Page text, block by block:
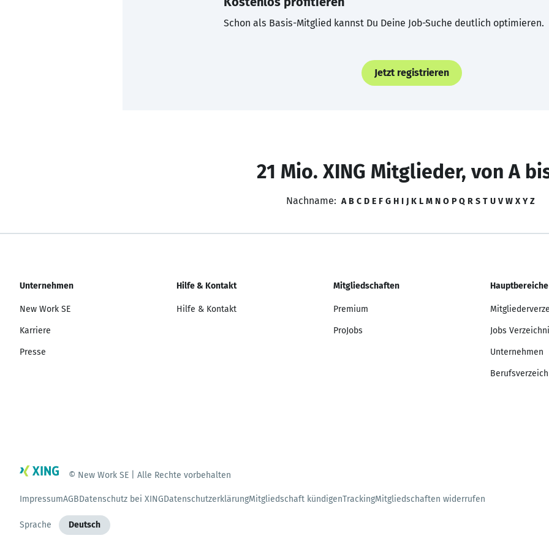
Schon als Basis-Mitglied kannst Du Deine Job-Suche deutlich optimieren.
Jetzt registrieren
21 Mio. XING Mitglieder, von A
Nachname: A B C D E F G H I J K L M N O P Q R S T U V W X Y Z
Unternehmen
New Work SE
Karriere
Presse
Hilfe & Kontakt
Hilfe & Kontakt
Mitgliedschaften
Premium
ProJobs
Hauptbereiche
Jobs
Unternehmen
© New Work SE | Alle Rechte vorbehalten
ImpressumAGBDatenschutz bei XINGDatenschutzerklärungMitgliedschaft kündigenTrackingMitgliedschaften widerrufen
Sprache Deutsch